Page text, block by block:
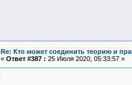
Re: Кто может соединить теорию и
« Ответ #387 : 25 Июля 2020, 05:33:57 »